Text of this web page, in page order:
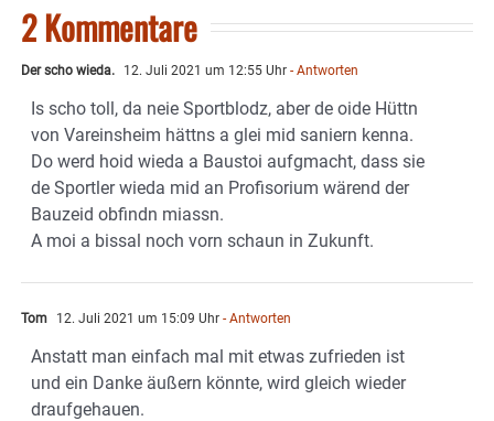
2 Kommentare
Der scho wieda. 12. Juli 2021 um 12:55 Uhr - Antworten
Is scho toll, da neie Sportblodz, aber de oide Hüttn
von Vareinsheim hättns a glei mid saniern kenna.
Do werd hoid wieda a Baustoi aufgmacht, dass sie
de Sportler wieda mid an Profisorium wärend der
Bauzeid obfindn miassn.
A moi a bissal noch vorn schaun in Zukunft.
Tom 12. Juli 2021 um 15:09 Uhr - Antworten
Anstatt man einfach mal mit etwas zufrieden ist
und ein Danke äußern könnte, wird gleich wieder
draufgehauen.